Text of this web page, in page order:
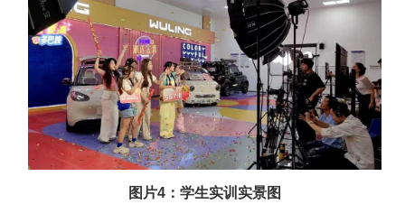
图片4：学生实训实景图